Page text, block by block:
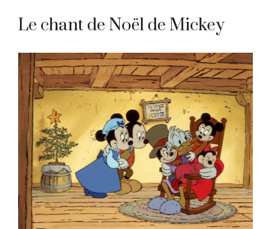
Le chant de Noël de Mickey